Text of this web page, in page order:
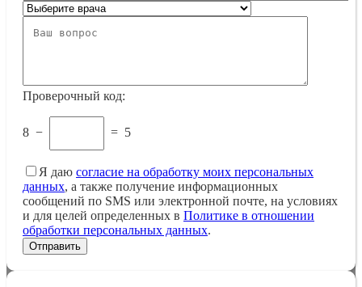
Проверочный код:
8 − = 5
Я даю согласие на обработку моих персональных
данных, а также получение информационных
сообщений по SMS или электронной почте, на условиях
и для целей определенных в Политике в отношении
обработки персональных данных.